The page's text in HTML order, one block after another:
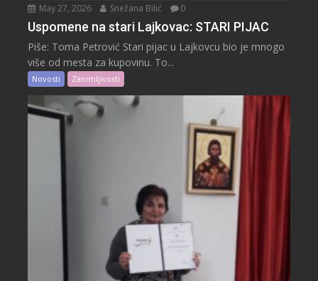
May 27, 2026 Snežana Bilić 0
Uspomene na stari Lajkovac: STARI PIJAC
Piše: Toma Petrović Stari pijac u Lajkovcu bio je mnogo
više od mesta za kupovinu. To...
Novosti Zanimljivosti